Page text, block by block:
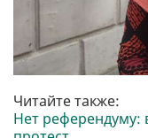
Читайте также:
Нет